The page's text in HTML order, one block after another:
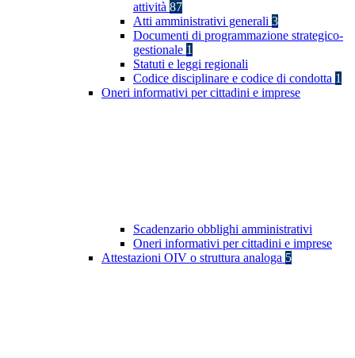
attività 87
Atti amministrativi generali 3
Documenti di programmazione strategico-
gestionale 1
Statuti e leggi regionali
Codice disciplinare e codice di condotta 1
Oneri informativi per cittadini e imprese
Scadenzario obblighi amministrativi
Oneri informativi per cittadini e imprese
Attestazioni OIV o struttura analoga 5